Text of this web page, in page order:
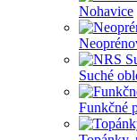
Nohavice
Suché
Funkčné